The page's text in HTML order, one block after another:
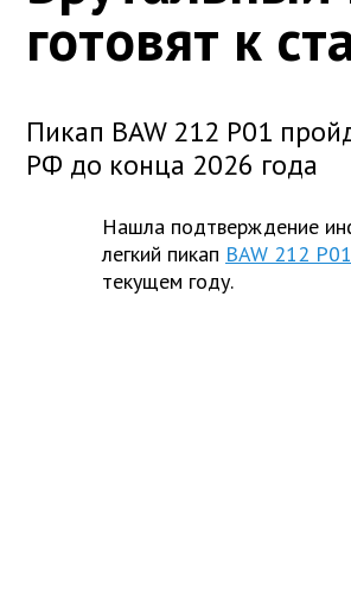
готовят к
Пикап BAW 212 P01
РФ до конца 2026 года
Нашла подтверждение
легкий пикап BAW 212 P01
текущем году.